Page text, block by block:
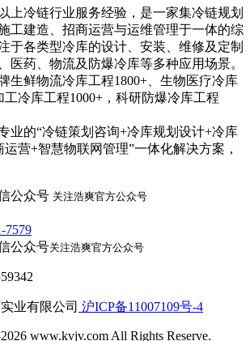
上冷链行业服务经验，是一家集冷链规划
工建造、招商运营与运维管理于一体的综
于各类型冷库的设计、安装、维修及定制
医药、物流及防爆冷库等多种应用场景。
生鲜物流冷库工程1800+、生物医疗冷库
工冷库工程1000+，科研防爆冷库工程
业的“冷链策划咨询+冷库规划设计+冷库
营+智慧物联网管理”一体化解决方案，
关注浩爽官方公众号
7579
关注浩爽官方公众号
业有限公司 沪ICP备11007109号-4
www.kvjv.com All Rights Reserve.